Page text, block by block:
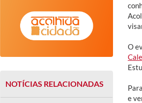
NOTÍCIAS RELACIONADAS
O
e